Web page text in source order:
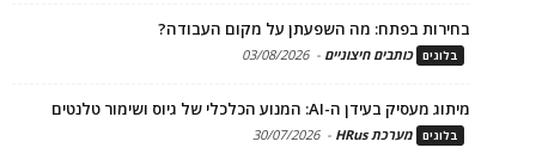
בחירות בפתח: מה השפעתן על מקום העבודה?
בלוגים כותבים חיצוניים -
03/08/2026
מיתוג מעסיק בעידן ה-AI: המנוע הכלכלי של גיוס ושימור טלנטים
בלוגים מערכת HRus -
30/07/2026